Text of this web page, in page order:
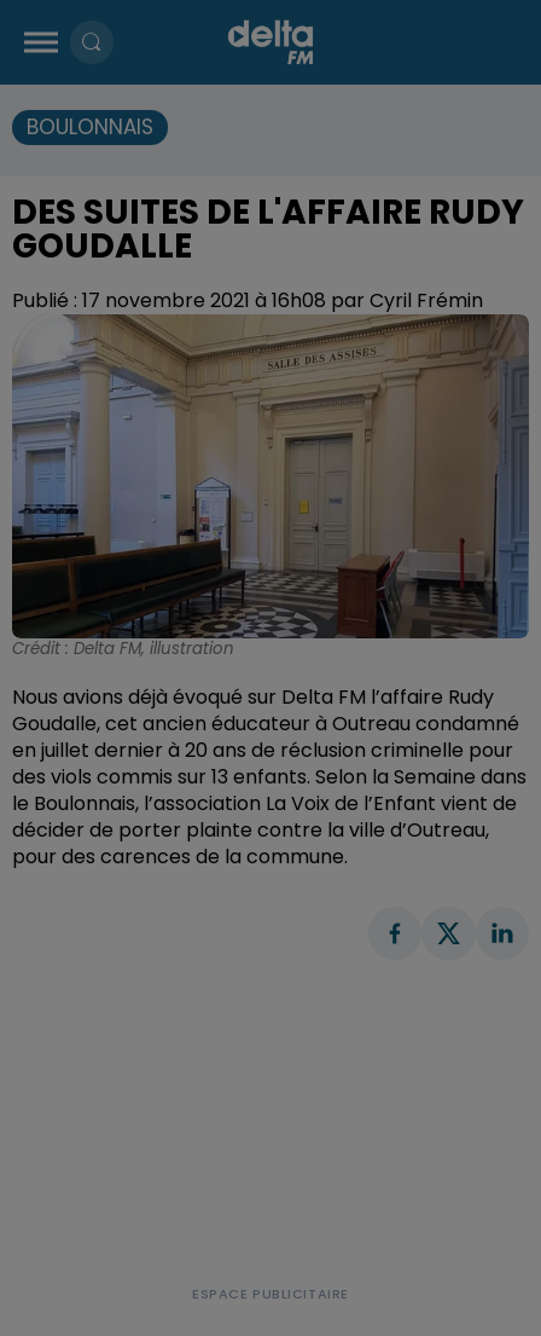
BOULONNAIS
DES SUITES DE L'AFFAIRE RUDY
GOUDALLE
Publié : 17 novembre 2021 à 16h08 par Cyril Frémin
Crédit : Delta FM, illustration
Nous avions déjà évoqué sur Delta FM l’affaire Rudy
Goudalle, cet ancien éducateur à Outreau condamné
en juillet dernier à 20 ans de réclusion criminelle pour
des viols commis sur 13 enfants. Selon la Semaine dans
le Boulonnais, l’association La Voix de l’Enfant vient de
décider de porter plainte contre la ville d’Outreau,
pour des carences de la commune.